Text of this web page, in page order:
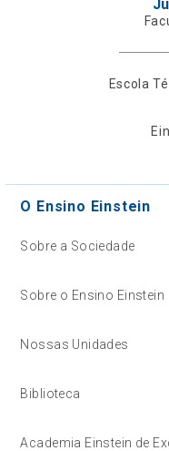
Escola
O Ensino Einstein
Sobre a Sociedade
Sobre o Ensino Einstein
Nossas Unidades
Biblioteca
Academia Einstein de